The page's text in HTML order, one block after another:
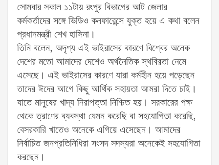
সোমবার সকাল ১১টায় রংপুর বিভাগের আট জেলার
কর্মকর্তাদের সঙ্গে ভিডিও কনফারেন্সে যুক্ত হয়ে এ কথা বলেন
প্রধানমন্ত্রী শেখ হাসিনা।
তিনি বলেন, অদৃশ্য এই ভাইরাসের কারণে বিশ্বের অনেক
দেশের মতো আমাদের দেশেও অর্থনৈতিক স্থবিরতা নেমে
এসেছে। এই ভাইরাসের কারণে যারা কর্মহীন হয়ে পড়েছেন
তাদের ঈদের আগে কিছু আর্থিক সহায়তা আমরা দিতে চাই।
যাতে মানুষের খাদ্য নিরাপত্তা নিশ্চিত হয়। সরকারের পক্ষ
থেকে ত্রাণের ব্যবস্থা যেমন করেছি বা সহযোগিতা করেছি,
বেসরকারি খাতেও অনেকে এগিয়ে এসেছেন। আমাদের
নির্বাচিত জনপ্রতিনিধিরা সংসদ সদস্যরা অনেকেই সহযোগিতা
করছেন।